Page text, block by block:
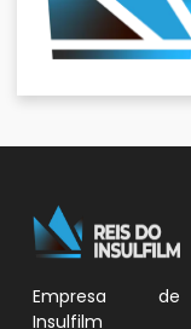
Empresa de
Insulfilm